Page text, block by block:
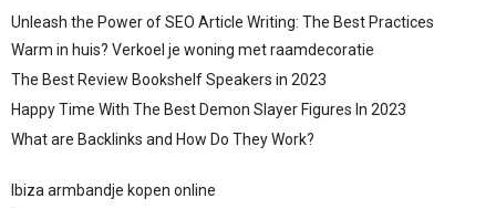
Unleash the Power of SEO Article Writing: The Best Practices
Warm in huis? Verkoel je woning met raamdecoratie
The Best Review Bookshelf Speakers in 2023
Happy Time With The Best Demon Slayer Figures In 2023
What are Backlinks and How Do They Work?
Ibiza armbandje kopen online